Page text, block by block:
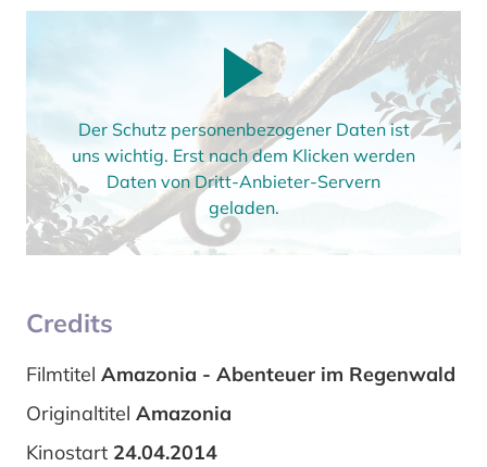
Der Schutz personenbezogener Daten ist
uns wichtig. Erst nach dem Klicken werden
Daten von Dritt-Anbieter-Servern
geladen.
Credits
Filmtitel Amazonia - Abenteuer im Regenwald
Originaltitel Amazonia
Kinostart 24.04.2014